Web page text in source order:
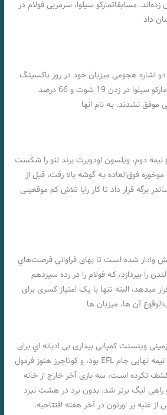
زده‌اند. مسابقاتمارکو سیلوا، سرمربی فولام در
اشاره هجومی میزبان خود در روز باکسینگ
دی انجام دهد، زیرا مردان مارکو سیلوا در زدن 19 شوت و 66 درصد
موفق نشدند. بـه نام انها
دوم، ویلسون اودوبرت برند لنو را شکست
فوق‌العاده بـه گوشه بالا رفت، قبل از
برگه قرار داد تا کار رابا تلاش کم موقعیتی
وادار شده اسـت تا بهای فراوانی فرصت‌هاي‌
را بپردازد، کـه فولام را در رده سیزدهم
میدهد، البته تنها با یک امتیاز کسری برای
آن ها. میزبان ها
وینسنت کمپانی بیداری بی ادبانه اي برای
فولام پس از صعودشان بـه نیمه نهایی جام EFL بود، و کوتاجرز هنوز فرمول
نکرده اسـت، سه بازی آخر خارج از خانه
راهی لیگ برتر شد. بدون برد در هشت نبرد
غلبه بر اورتون در آخر هفته افتتاحیه.